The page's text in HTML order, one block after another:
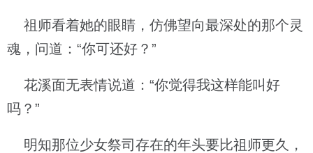
祖师看着她的眼睛，仿佛望向最深处的那个灵
魂，问道：“你可还好？”
花溪面无表情说道：“你觉得我这样能叫好
吗？”
明知那位少女祭司存在的年头要比祖师更久，